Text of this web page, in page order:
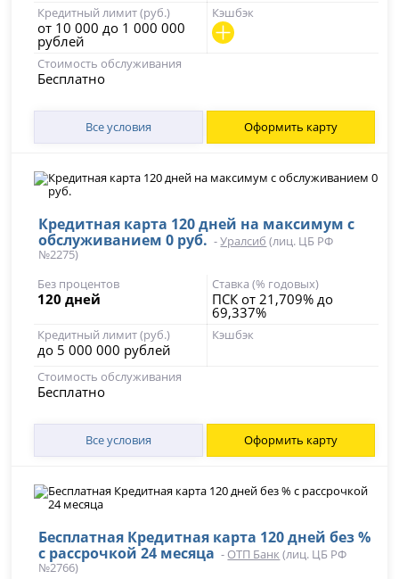
Кредитный лимит (руб.)
от 10 000 до 1 000 000
рублей
Кэшбэк
Стоимость обслуживания
Бесплатно
Все условия Оформить карту
Кредитная карта 120 дней на максимум с
обслуживанием 0 руб. -Уралсиб (лиц. ЦБ РФ
№2275)
Без процентов
120 дней
Ставка (% годовых)
ПСК от 21,709% до
69,337%
Кредитный лимит (руб.)
до 5 000 000 рублей
Кэшбэк
Стоимость обслуживания
Бесплатно
Все условия Оформить карту
Бесплатная Кредитная карта 120 дней без %
с рассрочкой 24 месяца - ОТП Банк (лиц. ЦБ РФ
№2766)